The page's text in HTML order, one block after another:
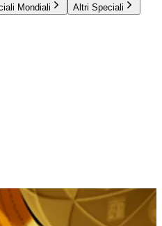
Mondiali Altri Speciali